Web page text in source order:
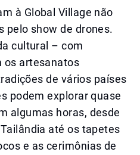
à Global Village não
pelo show de drones.
cultural – com
os artesanatos
de vários países
podem explorar quase
algumas horas, desde
até os tapetes
e as cerimônias de